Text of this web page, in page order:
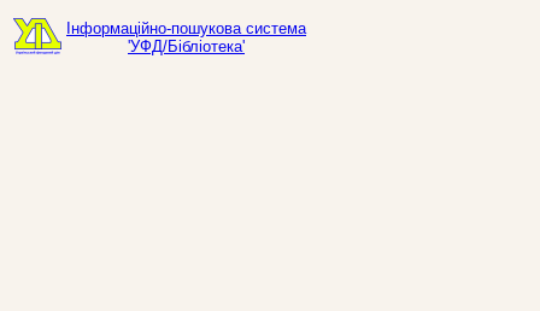
Інформаційно-пошукова система
'УФД/Бібліотека'